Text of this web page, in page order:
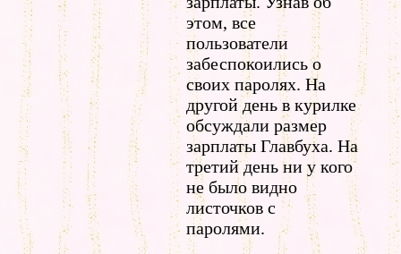
этом, все
пользователи
забеспокоились о
своих паролях. На
другой день в курилке
обсуждали размер
зарплаты Главбуха. На
третий день ни у кого
не было видно
листочков с
паролями.